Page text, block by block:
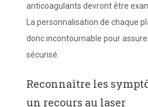
anticoagulants devront être
La personnalisation de chaque
donc incontournable pour
sécurisé.
Reconnaître les
un recours au laser